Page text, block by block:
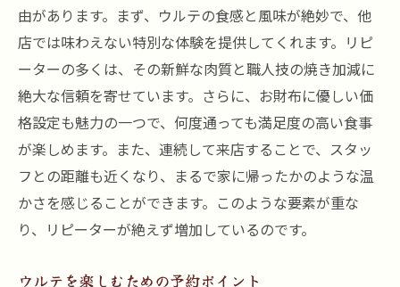
由があります。まず、ウルテの食感と風味が絶妙で、他
店では味わえない特別な体験を提供してくれます。リピ
ーターの多くは、その新鮮な肉質と職人技の焼き加減に
絶大な信頼を寄せています。さらに、お財布に優しい価
格設定も魅力の一つで、何度通っても満足度の高い食事
が楽しめます。また、連続して来店することで、スタッ
フとの距離も近くなり、まるで家に帰ったかのような温
かさを感じることができます。このような要素が重な
り、リピーターが絶えず増加しているのです。
ウルテを楽しむための予約ポイント